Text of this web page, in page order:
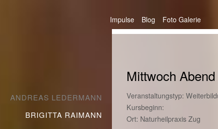
Impulse Blog Foto Galerie
ANDREAS LEDERMANN
BRIGITTA RAIMANN
Mittwoch
Veranstaltungstyp:
Kursbeginn:
Ort: Naturheilpraxis Zug